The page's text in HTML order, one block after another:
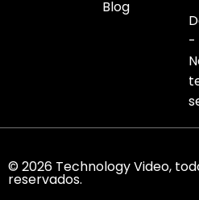
Blog
-
© 2026 Technology Video,
reservados.